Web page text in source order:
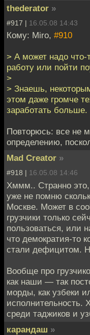
thederator »
#917 | 16.05.08 14:43
Кому: Miro, #910
> А может надо что-
работу или пойти
>
> Знаешь,
этом даже громче
заработать больше.
Повторюсь: все не
определению,
Mad Creator »
#918 | 16.05.08 14:46
Хммм.. Странно
уже не помню
Москве. Может в
грузчики только
пользоваться, или
что демократия-то
стали дефицитом.
Вообще про
как наши — так
морды, как узбеки
исполнительность.
среди таджиков и
карандаш »